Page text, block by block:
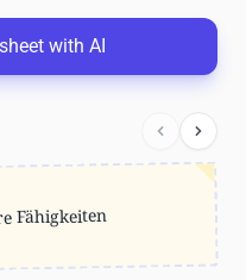
with AI
Fähigkeiten